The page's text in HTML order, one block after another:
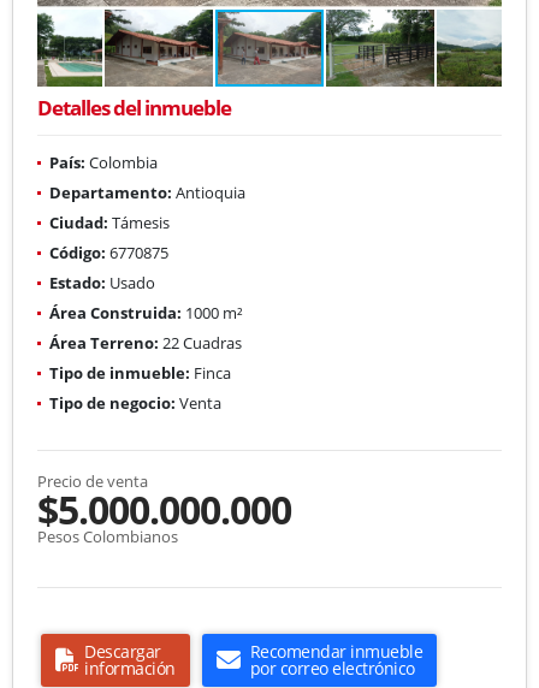
Detalles del inmueble
País: Colombia
Departamento: Antioquia
Ciudad: Támesis
Código: 6770875
Estado: Usado
Área Construida: 1000 m²
Área Terreno: 22 Cuadras
Tipo de inmueble: Finca
Tipo de negocio: Venta
Precio de venta
$5.000.000.000
Pesos Colombianos
Descargar
información
Recomendar inmueble
por correo electrónico